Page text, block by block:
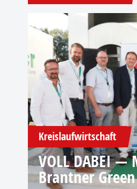
Kreislaufwirtschaft
VOLL DABEI —
Brantner